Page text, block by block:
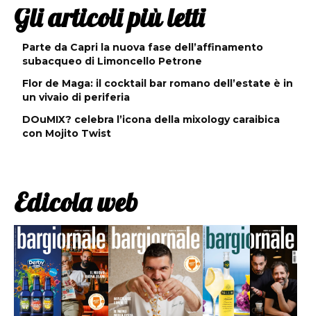
Gli articoli più letti
Parte da Capri la nuova fase dell’affinamento
subacqueo di Limoncello Petrone
Flor de Maga: il cocktail bar romano dell’estate è in
un vivaio di periferia
DOuMIX? celebra l’icona della mixology caraibica
con Mojito Twist
Edicola web